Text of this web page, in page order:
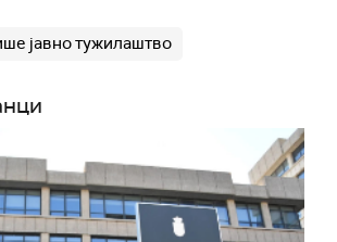
јавно тужилаштво